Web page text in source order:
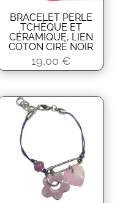
BRACELET PERLE
TCHÈQUE ET
CÉRAMIQUE, LIEN
COTON CIRÉ NOIR
19,00€